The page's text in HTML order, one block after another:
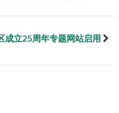
成立25周年专题网站启用